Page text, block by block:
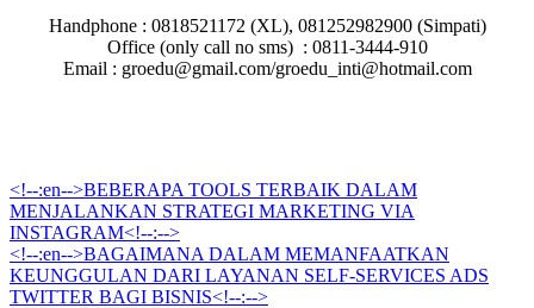
Handphone : 0818521172 (XL), 081252982900 (Simpati)
Office (only call no sms) : 0811-3444-910
Email : groedu@gmail.com/groedu_inti@hotmail.com
<!--:en-->BEBERAPA TOOLS TERBAIK DALAM
MENJALANKAN STRATEGI MARKETING VIA
INSTAGRAM<!--:-->
<!--:en-->BAGAIMANA DALAM MEMANFAATKAN
KEUNGGULAN DARI LAYANAN SELF-SERVICES ADS
TWITTER BAGI BISNIS<!--:-->